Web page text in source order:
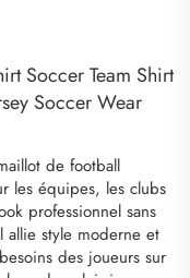
de football
les équipes, les clubs
professionnel sans
allie style moderne et
des joueurs sur